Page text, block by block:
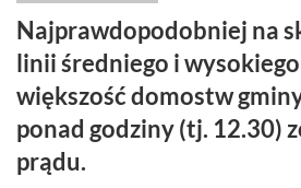
Najprawdopodobniej na
linii średniego i
większość domostw
ponad godziny (tj. 12.30)
prądu.